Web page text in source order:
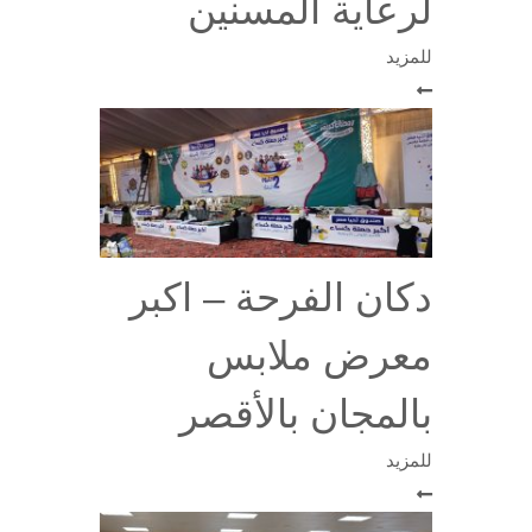
لرعاية المسنين
للمزيد
دكان الفرحة – اكبر
معرض ملابس
بالمجان بالأقصر
للمزيد